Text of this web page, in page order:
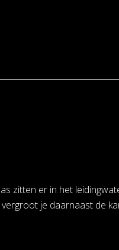
zitten er in het
je daarnaast de